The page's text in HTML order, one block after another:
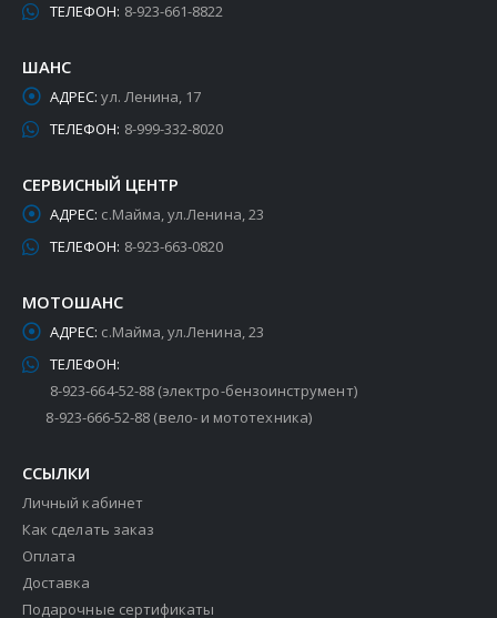
ТЕЛЕФОН: 8-923-661-8822
ШАНС
АДРЕС: ул. Ленина, 17
ТЕЛЕФОН: 8-999-332-8020
СЕРВИСНЫЙ ЦЕНТР
АДРЕС: с.Майма, ул.Ленина, 23
ТЕЛЕФОН: 8-923-663-0820
МОТОШАНС
АДРЕС: с.Майма, ул.Ленина, 23
ТЕЛЕФОН:
8-923-664-52-88 (электро-бензоинструмент)
8-923-666-52-88 (вело- и мототехника)
ССЫЛКИ
Личный кабинет
Как сделать заказ
Оплата
Доставка
Подарочные сертификаты